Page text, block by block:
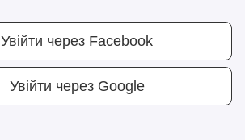
Увійти через Facebook
Увійти через Google